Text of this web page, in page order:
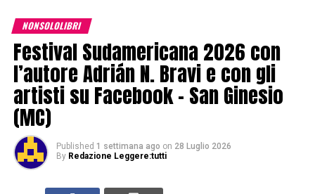
NONSOLOLIBRI
Festival Sudamericana 2026 con
l’autore Adrián N. Bravi e con gli
artisti su Facebook – San Ginesio
(MC)
Published 1 settimana ago on 28 Luglio 2026
By Redazione Leggere:tutti